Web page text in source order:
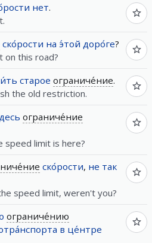
нет.
ско́рости на э́той доро́ге?
on this road?
старое ограниче́ние.
the old restriction.
ограниче́ние
speed limit is here?
ско́рости, не так
speed limit, weren't you?
ограниче́нию
в це́нтре